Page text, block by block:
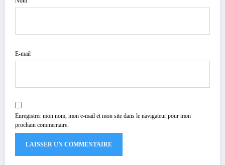
E-mail
Enregistrer mon nom, mon e-mail et mon site dans le navigateur pour mon
prochain commentaire.